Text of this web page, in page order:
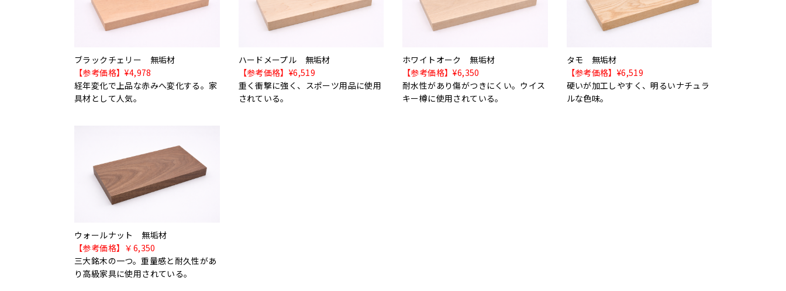
ブラックチェリー 無垢材
【参考価格】¥4,978
経年変化で上品な赤みへ変化する。家
具材として人気。
ハードメープル 無垢材
【参考価格】¥6,519
重く衝撃に強く、スポーツ用品に使用
されている。
ホワイトオーク 無垢材
【参考価格】¥6,350
耐水性があり傷がつきにくい。ウイス
キー樽に使用されている。
タモ 無垢材
【参考価格】¥6,519
硬いが加工しやすく、明るいナチュラ
ルな色味。
ウォールナット 無垢材
【参考価格】￥6,350
三大銘木の一つ。重量感と耐久性があ
り高級家具に使用されている。